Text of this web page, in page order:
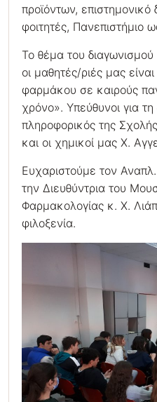
προϊόντων, επιστημονικό
φοιτητές, Πανεπιστήμιο
Το θέμα του
οι μαθητές/ριές μας
φαρμάκου σε καιρούς
χρόνο». Υπεύθυνοι για τη
πληροφορικός της
και οι χημικοί μας Χ.
Ευχαριστούμε τον
την Διευθύντρια του
Φαρμακολογίας κ. Χ.
φιλοξενία.